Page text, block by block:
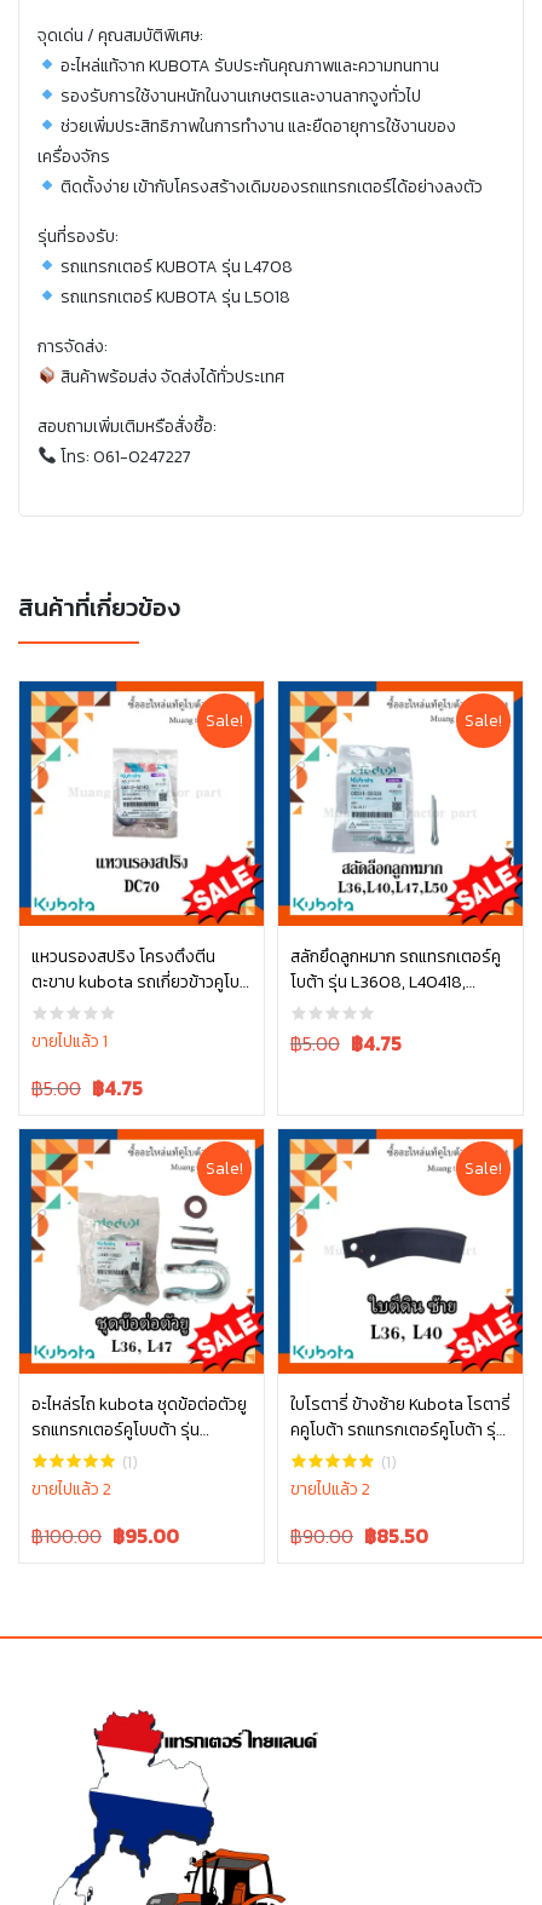
จุดเด่น / คุณสมบัติพิเศษ:
อะไหล่แท้จาก KUBOTA รับประกันคุณภาพและความทนทาน
รองรับการใช้งานหนักในงานเกษตรและงานลากจูงทั่วไป
ช่วยเพิ่มประสิทธิภาพในการทำงาน และยืดอายุการใช้งานของ
เครื่องจักร
ติดตั้งง่าย เข้ากับโครงสร้างเดิมของรถแทรกเตอร์ได้อย่างลงตัว
รุ่นที่รองรับ:
รถแทรกเตอร์ KUBOTA รุ่น L4708
รถแทรกเตอร์ KUBOTA รุ่น L5018
การจัดส่ง:
สินค้าพร้อมส่ง จัดส่งได้ทั่วประเทศ
สอบถามเพิ่มเติมหรือสั่งซื้อ:
โทร: 061-0247227
สินค้าที่เกี่ยวข้อง
Sale!
แหวนรองสปริง โครงตึงตีน
ตะขาบ kubota รถเกี่ยวข้าวคูโบต้
า รุ่น DC70 04512-50140
ขายไปแล้ว 1
Original
was:
฿5.00.
฿5.00 Current
is:
฿5.00.
฿4.75
หยิบใส่ตะกร้า
Sale!
สลักยึดลูกหมาก รถแทรกเตอร์คู
โบต้า รุ่น L3608, L40418,
L4708, L5018 รุ่น L ทุกรุ่น
05511-50328
Original
฿5.00 Current
฿4.75
หยิบใส่ตะกร้า
Sale!
อะไหล่รไถ kubota ชุดข้อต่อตัวยู
รถแทรกเตอร์คูโบบต้า รุ่น
L3608, L4708, L3445-10001
(1)
ขายไปแล้ว 2
Original
฿100.00 Current
฿95.00
หยิบใส่ตะกร้า
Sale!
ใบโรตารี่ ข้างซ้าย Kubota โรตารี่
คคูโบต้า รถแทรกเตอร์คูโบต้า รุ่น
L3608 L4018 W9516-54163
(1)
ขายไปแล้ว 2
Original
฿90.00 Current
฿85.50
หยิบใส่ตะกร้า